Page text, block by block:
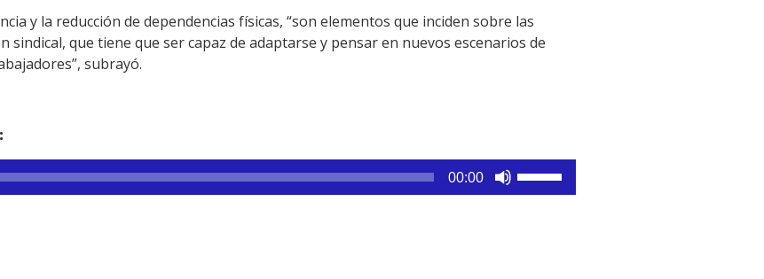
y la reducción de dependencias físicas, “son elementos que inciden sobre las
sindical, que tiene que ser capaz de adaptarse y pensar en nuevos escenarios de
subrayó.
00:00